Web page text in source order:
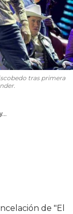
tras primera
de "El